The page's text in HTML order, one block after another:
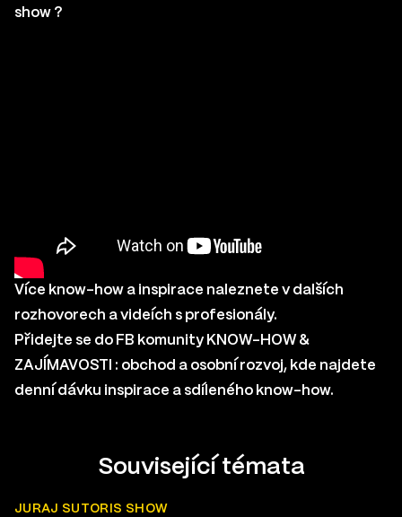
show ?
Více know-how a inspirace naleznete v dalších
rozhovorech a videích s profesionály.
Přidejte se do FB komunity KNOW-HOW &
ZAJÍMAVOSTI : obchod a osobní rozvoj, kde najdete
denní dávku inspirace a sdíleného know-how.
Související témata
JURAJ SUTORIS SHOW